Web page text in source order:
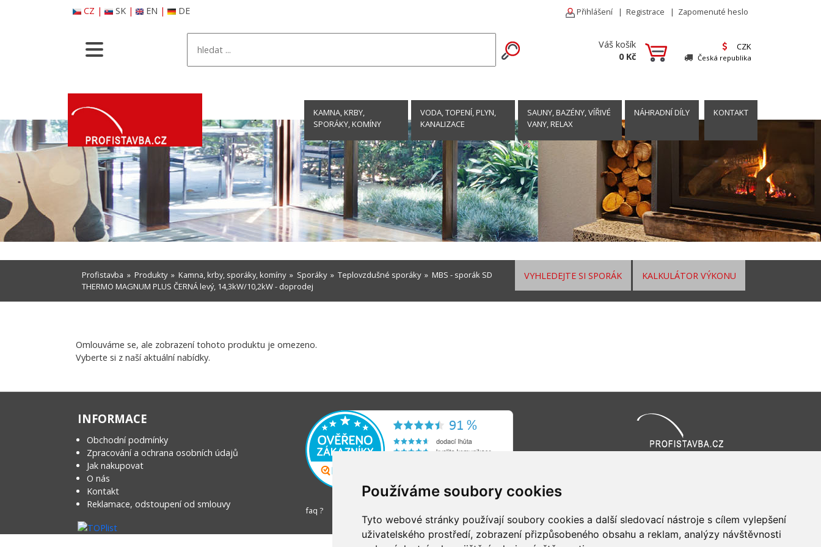
Používáme soubory cookies
Tyto webové stránky používají soubory cookies a další sledovací nástroje s cílem vylepšení
uživatelského prostředí, zobrazení přizpůsobeného obsahu a reklam, analýzy návštěvnosti
CZ | SK| EN | DE Přihlášení | Registrace | Zapomenuté heslo
Váš košík
0 Kč
CZK
Česká republika
KAMNA, KRBY,
SPORÁKY, KOMÍNY
VODA, TOPENÍ, PLYN,
KANALIZACE
SAUNY, BAZÉNY, VÍŘIVÉ
VANY, RELAX
NÁHRADNÍ DÍLY KONTAKT
KALKULÁTOR VÝKONU
VYHLEDEJTE SI SPORÁK
Profistavba » Produkty» Kamna, krby, sporáky, komíny» Sporáky» Teplovzdušné sporáky» MBS - sporák SD
THERMO MAGNUM PLUS ČERNÁ levý, 14,3kW/10,2kW - doprodej
Omlouváme se, ale zobrazení tohoto produktu je omezeno.
Vyberte si z naší aktuální nabídky.
INFORMACE
Obchodní podmínky
Zpracování a ochrana osobních údajů
Jak nakupovat
O nás
Kontakt
Reklamace, odstoupení od smlouvy
faq ?